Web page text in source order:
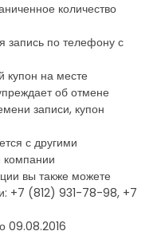
количество
запись по телефону с
купон на месте
об отмене
записи, купон
с другими
вы также можете
+7 (812) 931-78-98, +7
09.08.2016